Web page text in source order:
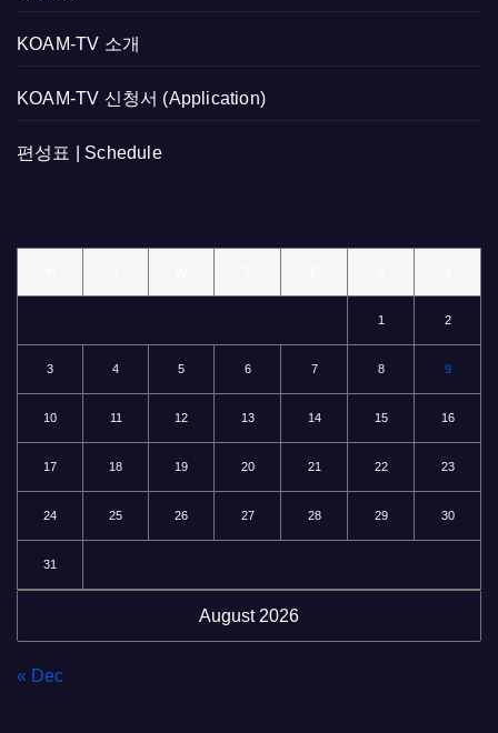
KOAM-TV 소개
KOAM-TV 신청서 (Application)
편성표 | Schedule
August 2026
1 2
3 4 5 6 7 8 9
10 11 12 13 14 15 16
17 18 19 20 21 22 23
24 25 26 27 28 29 30
31
« Dec